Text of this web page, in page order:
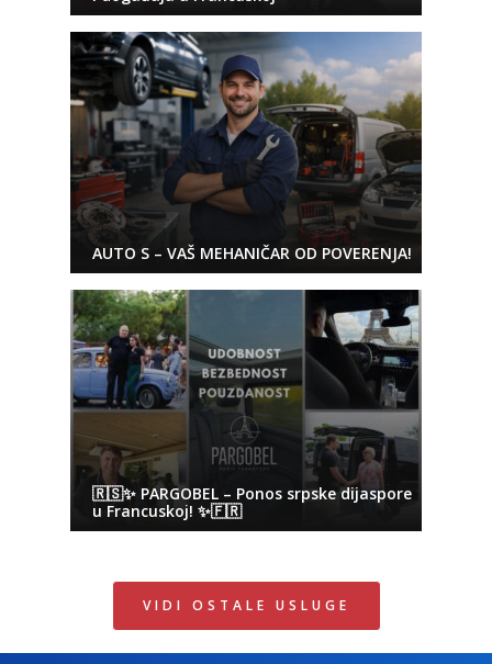
AUTO S – VAŠ MEHANIČAR OD POVERENJA!
🇷🇸✨ PARGOBEL – Ponos srpske dijaspore
u Francuskoj! ✨🇫🇷
VIDI OSTALE USLUGE